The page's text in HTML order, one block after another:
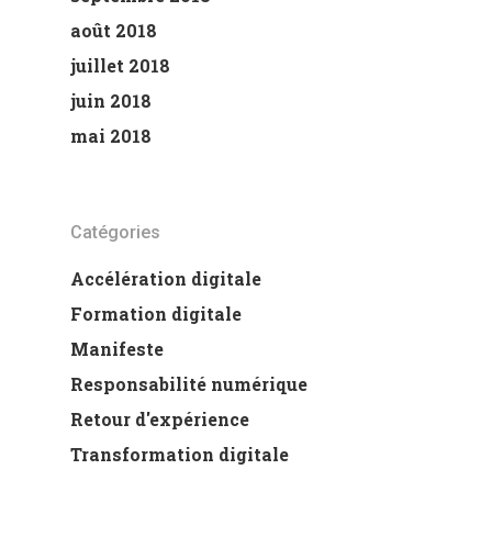
août 2018
juillet 2018
juin 2018
mai 2018
Catégories
Accélération digitale
Formation digitale
Manifeste
Responsabilité numérique
Retour d'expérience
Transformation digitale